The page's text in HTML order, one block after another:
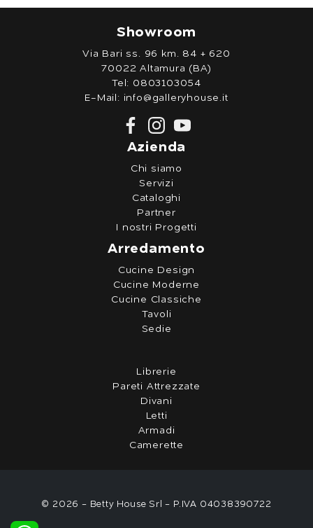
Showroom
Via Bari ss. 96 km. 84 + 620
70022 Altamura (BA)
Tel: 0803103054
E-Mail: info@galleryhouse.it
Azienda
Chi siamo
Servizi
Cataloghi
Partner
I nostri Progetti
Arredamento
Cucine Design
Cucine Moderne
Cucine Classiche
Tavoli
Sedie
Librerie
Pareti Attrezzate
Divani
Letti
Armadi
Camerette
© 2026 - Betty House Srl - P.IVA 04038390722